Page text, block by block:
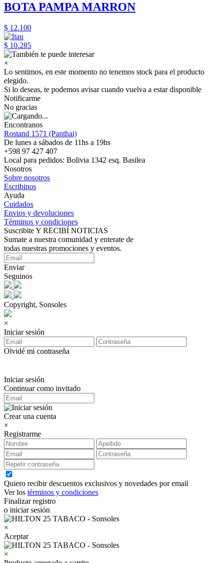
BOTA PAMPA MARRON
$ 12.100
$ 10.285
×
Lo sentimos, en este momento no tenemos stock para el producto
elegido.
Si lo deseas, te podemos avisar cuando vuelva a estar disponible
Notificarme
No gracias
Encontranos
Rostand 1571 (Panthai)
De lunes a sábados de 11hs a 19hs
+598 97 427 407
Local para pedidos: Bolivia 1342 esq. Basilea
Nosotros
Sobre nosotros
Escribinos
Ayuda
Cuidados
Envios y devoluciones
Términos y condiciones
Suscribite Y RECIBÍ NOTICIAS
Sumate a nuestra comunidad y enterate de
todas nuestras promociones y eventos.
Enviar
Seguinos
Copyright, Sonsoles
×
Iniciar sesión
Olvidé mi contraseña
Iniciar sesión
Continuar como invitado
Crear una cuenta
×
Registrarme
Quiero recibir descuentos exclusivos y novedades por email
Ver los términos y condiciones
Finalizar registro
o iniciar sesión
×
Aceptar
×